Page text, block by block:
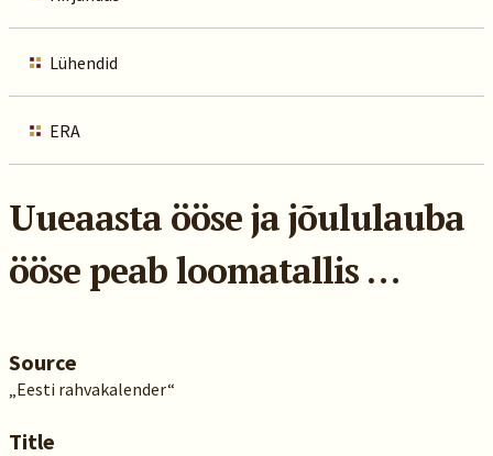
Lühendid
ERA
Uueaasta ööse ja jõululauba
ööse peab loomatallis …
Source
„Eesti rahvakalender“
Title